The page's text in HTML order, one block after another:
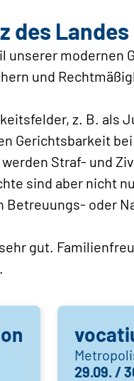
des
modernen
und
z. B. als
Gerichtsbarkeit
Straf- und
sind aber nicht
Betreuungs- oder
gut.
29.09. /